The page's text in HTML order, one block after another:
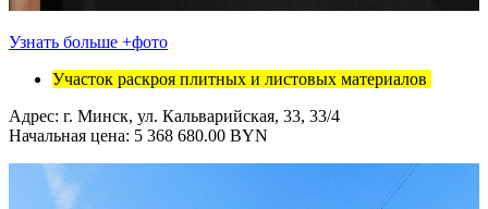
Узнать больше +фото
Участок раскроя плитных и листовых материалов
Адрес: г. Минск, ул. Кальварийская, 33, 33/4
Начальная цена: 5 368 680.00 BYN